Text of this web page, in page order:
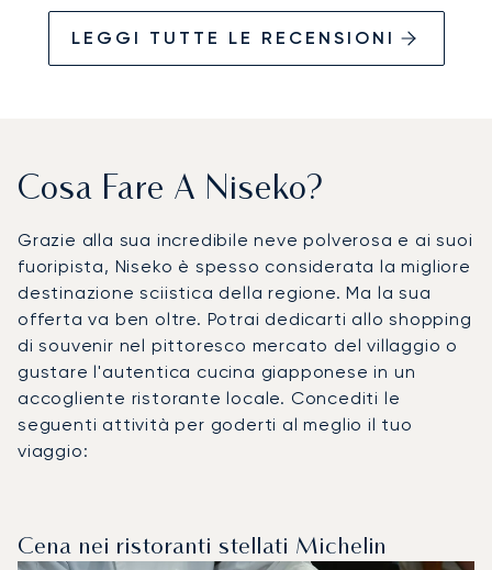
LEGGI TUTTE LE RECENSIONI
Cosa Fare A Niseko?
Grazie alla sua incredibile neve polverosa e ai suoi
fuoripista, Niseko è spesso considerata la migliore
destinazione sciistica della regione. Ma la sua
offerta va ben oltre. Potrai dedicarti allo shopping
di souvenir nel pittoresco mercato del villaggio o
gustare l'autentica cucina giapponese in un
accogliente ristorante locale. Concediti le
seguenti attività per goderti al meglio il tuo
viaggio:
Cena nei ristoranti stellati Michelin